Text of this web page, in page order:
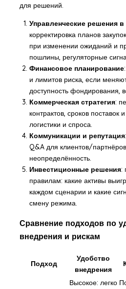
для решений.
Управленческие решения в
корректировка планов
при изменении ожиданий и
пошлины, регуляторные
Финансовое планирование
и лимитов риска, если
доступность фондирования,
Коммерческая стратегия:
контрактов, сроков поставок
логистики и спроса.
Коммуникации и репутация
Q&A для клиентов/
неопределённость.
Инвестиционные решения:
правилам: какие активы
каждом сценарии и какие
смену режима.
Сравнение подходов по
внедрения и рискам
Подход
Удобство
внедрения
Высокое: легко